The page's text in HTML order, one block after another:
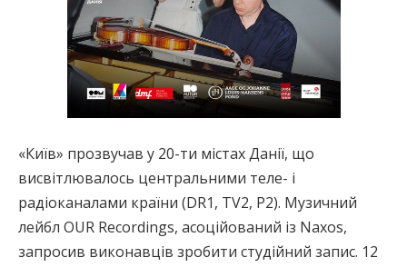
«Київ» прозвучав у 20-ти містах Данії, що
висвітлювалось центральними теле- і
радіоканалами країни (DR1, TV2, P2). Музичний
лейбл OUR Recordings, асоційований із Naxos,
запросив виконавців зробити студійний запис. 12